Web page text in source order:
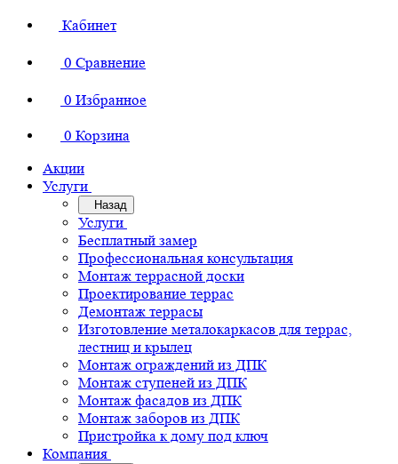
Кабинет
0 Сравнение
0 Избранное
0 Корзина
Акции
Услуги
Назад
Услуги
Бесплатный замер
Профессиональная консультация
Монтаж террасной доски
Проектирование террас
Демонтаж террасы
Изготовление металокаркасов для террас,
лестниц и крылец
Монтаж ограждений из ДПК
Монтаж ступеней из ДПК
Монтаж фасадов из ДПК
Монтаж заборов из ДПК
Пристройка к дому под ключ
Компания